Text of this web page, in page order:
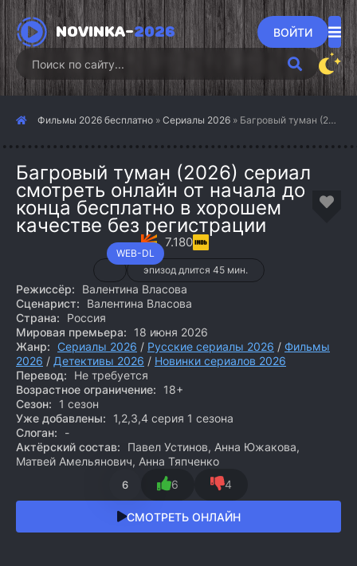
NOVINKA-2026 ВОЙТИ
Фильмы 2026 бесплатно » Сериалы 2026 » Багровый туман (2026)
Багровый туман (2026) сериал
смотреть онлайн от начала до
конца бесплатно в хорошем
качестве без регистрации
WEB-DL
7.180
эпизод длится 45 мин.
Режиссёр:
Валентина Власова
Сценарист:
Валентина Власова
Страна:
Россия
Мировая премьера:
18 июня 2026
Жанр: Сериалы 2026 / Русские сериалы 2026 / Фильмы
2026 / Детективы 2026 / Новинки сериалов 2026
Перевод:
Не требуется
Возрастное ограничение:
18+
Сезон:
1 сезон
Уже добавлены:
1,2,3,4 серия 1 сезона
Слоган:
-
Актёрский состав:
Павел Устинов, Анна Южакова,
Матвей Амельянович, Анна Тяпченко
6 6 4
СМОТРЕТЬ ОНЛАЙН